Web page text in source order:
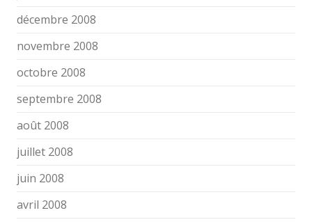
décembre 2008
novembre 2008
octobre 2008
septembre 2008
août 2008
juillet 2008
juin 2008
avril 2008